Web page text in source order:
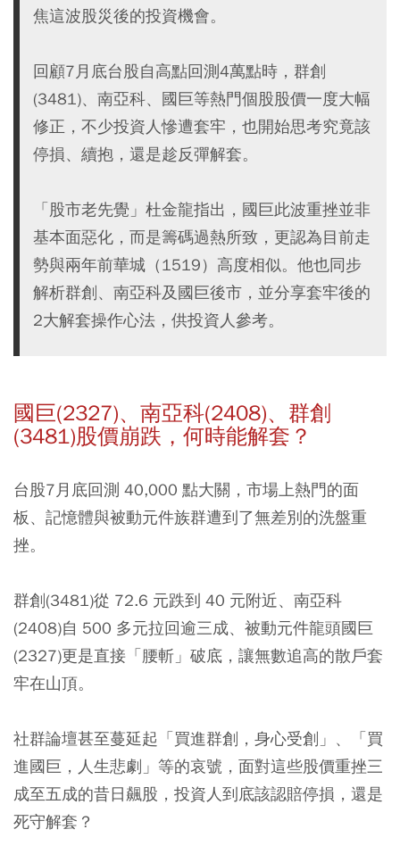
焦這波股災後的投資機會。
回顧7月底台股自高點回測4萬點時，群創
(3481)、南亞科、國巨等熱門個股股價一度大幅
修正，不少投資人慘遭套牢，也開始思考究竟該
停損、續抱，還是趁反彈解套。
「股市老先覺」杜金龍指出，國巨此波重挫並非
基本面惡化，而是籌碼過熱所致，更認為目前走
勢與兩年前華城（1519）高度相似。他也同步
解析群創、南亞科及國巨後市，並分享套牢後的
2大解套操作心法，供投資人參考。
國巨(2327)、南亞科(2408)、群創
(3481)股價崩跌，何時能解套？
台股7月底回測 40,000 點大關，市場上熱門的面
板、記憶體與被動元件族群遭到了無差別的洗盤重
挫。
群創(3481)從 72.6 元跌到 40 元附近、南亞科
(2408)自 500 多元拉回逾三成、被動元件龍頭國巨
(2327)更是直接「腰斬」破底，讓無數追高的散戶套
牢在山頂。
社群論壇甚至蔓延起「買進群創，身心受創」、「買
進國巨，人生悲劇」等的哀號，面對這些股價重挫三
成至五成的昔日飆股，投資人到底該認賠停損，還是
死守解套？